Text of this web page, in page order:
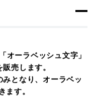
ーラベッシュ文字」
売します。
となり、オーラベッ
す。